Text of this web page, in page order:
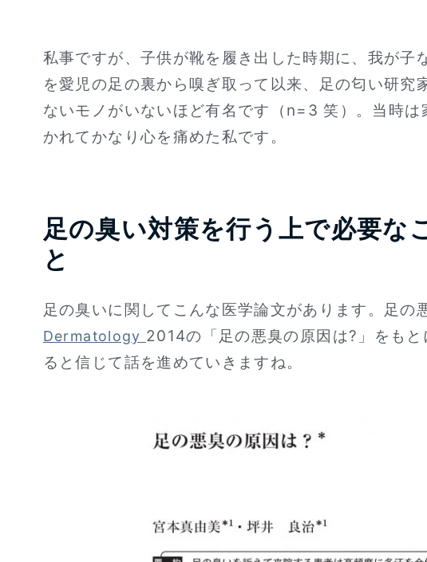
私事ですが、子供が靴を履き出した時期に、我が子
を愛児の足の裏から嗅ぎ取って以来、足の匂い研究
ないモノがいないほど有名です（n=3 笑）。当時
かれてかなり心を痛めた私です。
足の臭い対策を行う上で必要な
と
足の臭いに関してこんな医学論文があります。足の
Dermatology 2014の「足の悪臭の原因は?」をも
ると信じて話を進めていきますね。